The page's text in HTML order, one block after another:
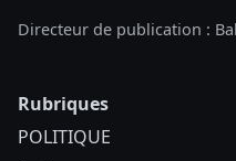
Directeur de publication :
Rubriques
POLITIQUE